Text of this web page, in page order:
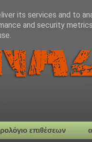
επιθέσεων
its services and to
and security